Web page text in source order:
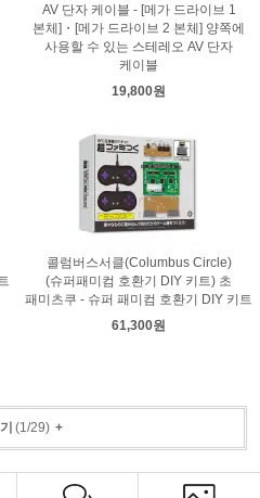
AV 단자 케이블 - [메가 드라이브 1
본체]・[메가 드라이브 2 본체] 양쪽에
사용할 수 있는 스테레오 AV 단자
케이블
19,800원
콜럼버스서클(Columbus Circle)
(슈퍼패미컴 호환기 DIY 키트) 초
패미츠쿠 - 슈퍼 패미컴 호환기 DIY 키트
61,300원
(1 /29) +